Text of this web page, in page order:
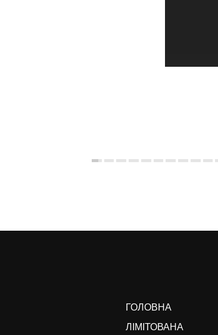
ГОЛОВНА
ЛІМІТОВАНА